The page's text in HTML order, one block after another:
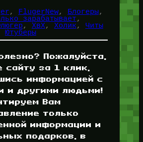
, FlugerNew, Блогеры
зарабатывает
, ХвХ, Холик, Читы
Ютуберы
Пожалуйста,
сайту за 1 клик,
информацией с
и другими людьми!
Вам
только
информации и
подарков, в